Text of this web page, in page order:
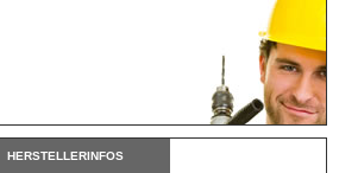
HERSTELLERINFOS